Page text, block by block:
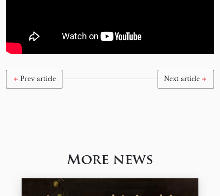
Prev article Next article
More news